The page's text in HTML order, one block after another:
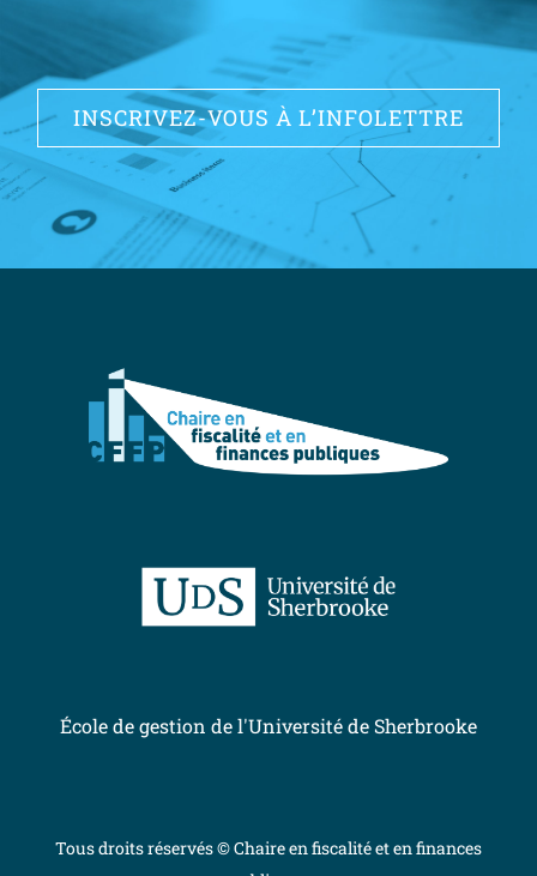
INSCRIVEZ-VOUS À L’INFOLETTRE
École de gestion de l'Université de Sherbrooke
Tous droits réservés © Chaire en fiscalité et en finances